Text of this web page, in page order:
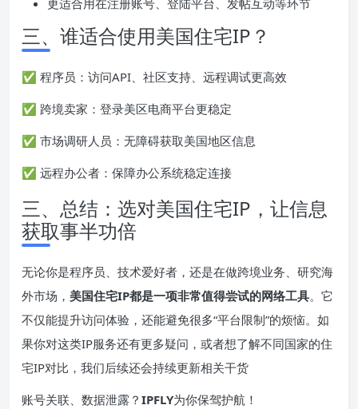
三、谁适合使用美国住宅IP？
✅ 程序员：访问API、社区支持、远程调试更高效
✅ 跨境卖家：登录美区电商平台更稳定
✅ 市场调研人员：无障碍获取美国地区信息
✅ 远程办公者：保障办公系统稳定连接
三、总结：选对美国住宅IP，让信息
获取事半功倍
无论你是程序员、技术爱好者，还是在做跨境业务、研究海
外市场， 美国住宅IP都是一项非常值得尝试的网络工具。它
不仅能提升访问体验，还能避免很多“平台限制”的烦恼。如
果你对这类IP服务还有更多疑问，或者想了解不同国家的住
宅IP对比，我们后续还会持续更新相关干货
账号关联、数据泄露？ IPFLY为你保驾护航！